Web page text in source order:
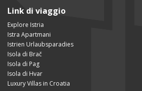
Link di viaggio
Explore Istria
Istra Apartmani
Istrien Urlaubsparadies
Isola di Brač
Isola di Pag
Isola di Hvar
Luxury Villas in Croatia